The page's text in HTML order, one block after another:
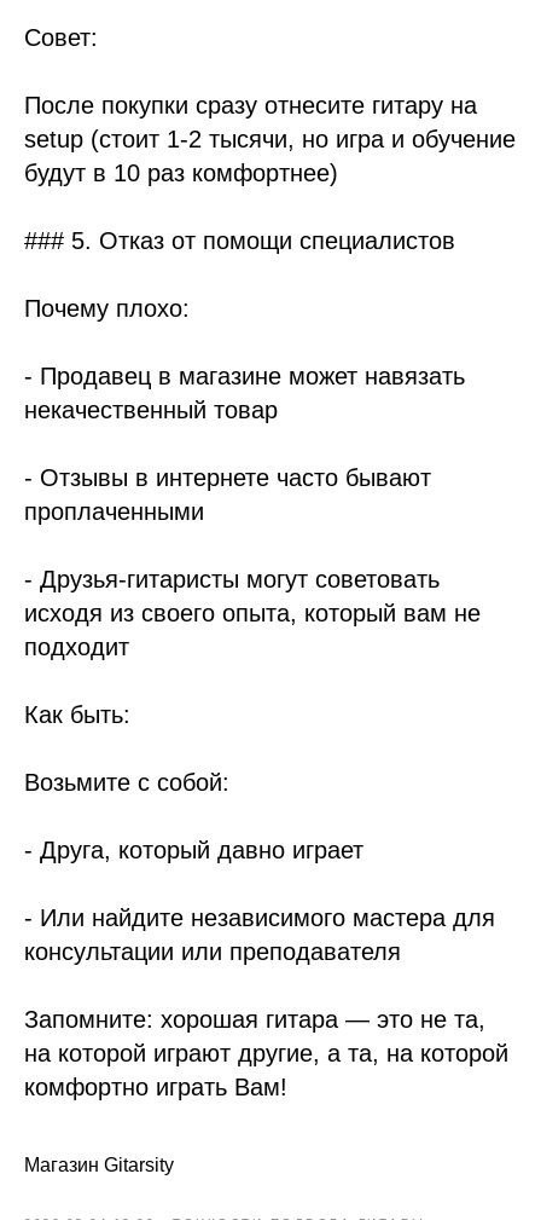
Совет:
После покупки сразу отнесите гитару на
setup (стоит 1-2 тысячи, но игра и обучение
будут в 10 раз комфортнее)
### 5. Отказ от помощи специалистов
Почему плохо:
- Продавец в магазине может навязать
некачественный товар
- Отзывы в интернете часто бывают
проплаченными
- Друзья-гитаристы могут советовать
исходя из своего опыта, который вам не
подходит
Как быть:
Возьмите с собой:
- Друга, который давно играет
- Или найдите независимого мастера для
консультации или преподавателя
Запомните: хорошая гитара — это не та,
на которой играют другие, а та, на которой
комфортно играть Вам!
Магазин Gitarsity